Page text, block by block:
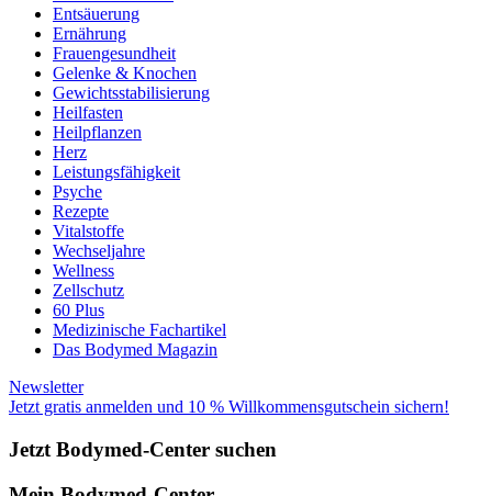
Entsäuerung
Ernährung
Frauengesundheit
Gelenke & Knochen
Gewichtsstabilisierung
Heilfasten
Heilpflanzen
Herz
Leistungsfähigkeit
Psyche
Rezepte
Vitalstoffe
Wechseljahre
Wellness
Zellschutz
60 Plus
Medizinische Fachartikel
Das Bodymed Magazin
Newsletter
Jetzt gratis anmelden und 10 % Willkommensgutschein sichern!
Jetzt Bodymed-Center suchen